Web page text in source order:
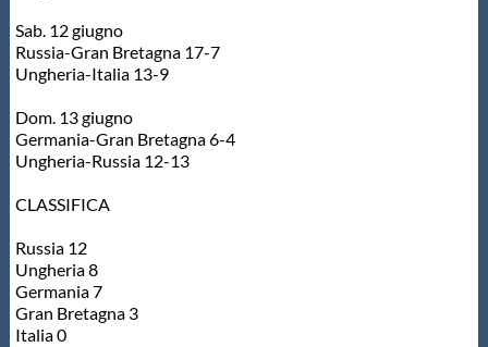
Sab. 12 giugno
Russia-Gran Bretagna 17-7
Ungheria-Italia 13-9
Dom. 13 giugno
Germania-Gran Bretagna 6-4
Ungheria-Russia 12-13
CLASSIFICA
Russia 12
Ungheria 8
Germania 7
Gran Bretagna 3
Italia 0